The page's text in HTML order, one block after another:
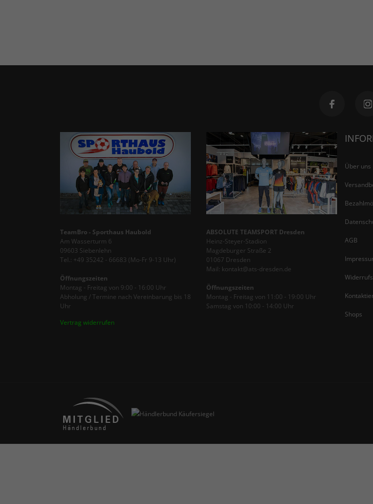
TeamBro - Sporthaus Haubold
Am Wasserturm 6
09603 Siebenlehn
Tel.: +49 35242 - 66683 (Mo-Fr 9-13 Uhr)
Öffnungszeiten
Montag - Freitag von 9:00 - 16:00 Uhr
Abholung / Termine nach Vereinbarung bis 18
Uhr
Vertrag widerrufen
ABSOLUTE TEAMSPORT Dresden
Heinz-Steyer-Stadion
Magdeburger Straße 2
01067 Dresden
Mail: kontakt@ats-dresden.de
Öffnungszeiten
Montag - Freitag von 11:00 - 19:00 Uhr
Samstag von 10:00 - 14:00 Uhr
Über uns
AGB
Shops